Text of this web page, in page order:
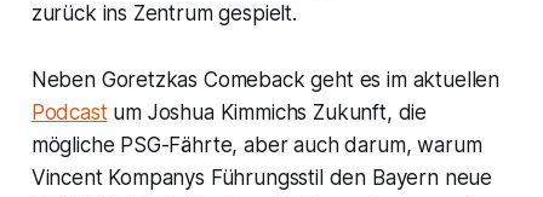
zurück ins Zentrum gespielt.
Neben Goretzkas Comeback geht es im aktuellen
Podcastum Joshua Kimmichs Zukunft, die
mögliche PSG-Fährte, aber auch darum, warum
Vincent Kompanys Führungsstil den Bayern neue